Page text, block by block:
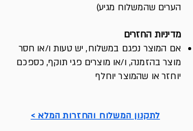
הערים שהמשלוח מגיע)
מדיניות החזרים
אם המוצר נפגם במשלוח, יש טעות ו/או חסר
מוצר בהזמנה, ו/או מוצרים פגי תוקף, כספכם
יוחזר או שהמוצר יוחלף
לתקנון המשלוח והחזרות המלא >